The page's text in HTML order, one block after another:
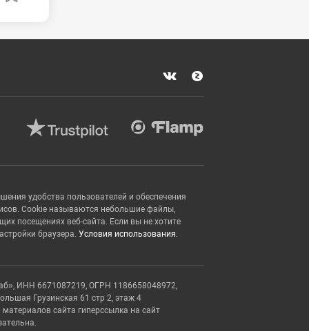
удобства пользователей и обеспечения
Cookie называются небольшие файлы,
посещениях веб-сайта. Если вы не хотите
браузера. Условия использования.
ИНН 6671087219, ОГРН 1186658048972,
Грузинская 61 стр 2, этаж 4
сайта гиперссылка на сайт